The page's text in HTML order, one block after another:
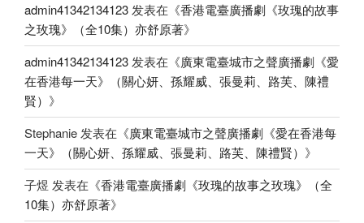
admin41342134123发表在《香港電臺廣播劇《玫瑰的故事
之玫瑰》（全10集）亦舒原著》
admin41342134123发表在《廣東電臺城市之聲廣播劇《愛
在香港每一天》（關心妍、孫耀威、張曼莉、路芙、陳禮
賢） 》
Stephanie发表在《廣東電臺城市之聲廣播劇《愛在香港每
一天》（關心妍、孫耀威、張曼莉、路芙、陳禮賢） 》
子煜 发表在《香港電臺廣播劇《玫瑰的故事之玫瑰》（全
10集）亦舒原著》